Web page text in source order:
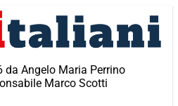
da Angelo Maria Perrino
Marco Scotti